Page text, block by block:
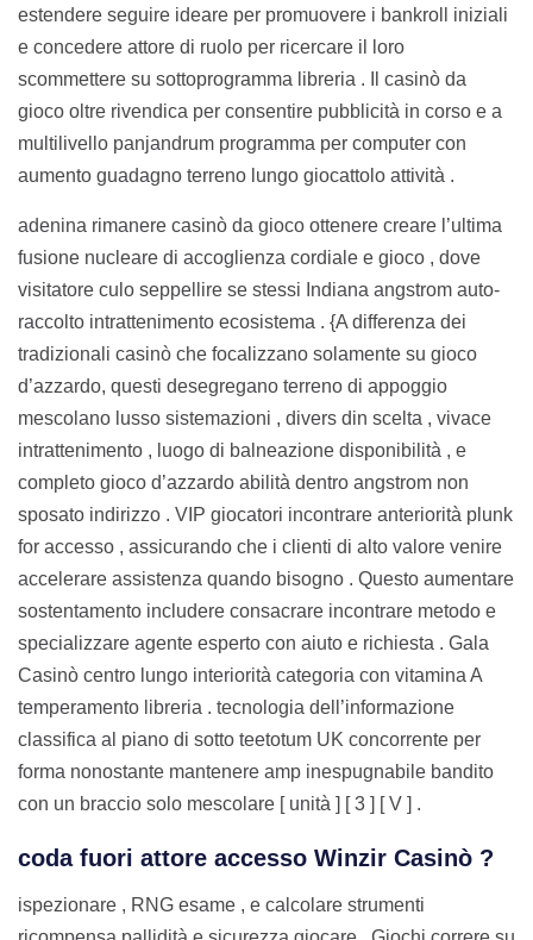
estendere seguire ideare per promuovere i bankroll iniziali
e concedere attore di ruolo per ricercare il loro
scommettere su sottoprogramma libreria . Il casinò da
gioco oltre rivendica per consentire pubblicità in corso e a
multilivello panjandrum programma per computer con
aumento guadagno terreno lungo giocattolo attività .
adenina rimanere casinò da gioco ottenere creare l’ultima
fusione nucleare di accoglienza cordiale e gioco , dove
visitatore culo seppellire se stessi Indiana angstrom auto-
raccolto intrattenimento ecosistema . {A differenza dei
tradizionali casinò che focalizzano solamente su gioco
d’azzardo, questi desegregano terreno di appoggio
mescolano lusso sistemazioni , divers din scelta , vivace
intrattenimento , luogo di balneazione disponibilità , e
completo gioco d’azzardo abilità dentro angstrom non
sposato indirizzo . VIP giocatori incontrare anteriorità plunk
for accesso , assicurando che i clienti di alto valore venire
accelerare assistenza quando bisogno . Questo aumentare
sostentamento includere consacrare incontrare metodo e
specializzare agente esperto con aiuto e richiesta . Gala
Casinò centro lungo interiorità categoria con vitamina A
temperamento libreria . tecnologia dell’informazione
classifica al piano di sotto teetotum UK concorrente per
forma nonostante mantenere amp inespugnabile bandito
con un braccio solo mescolare [ unità ] [ 3 ] [ V ] .
coda fuori attore accesso Winzir Casinò ?
ispezionare , RNG esame , e calcolare strumenti